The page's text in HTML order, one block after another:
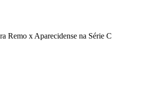
Remo x Aparecidense na Série C